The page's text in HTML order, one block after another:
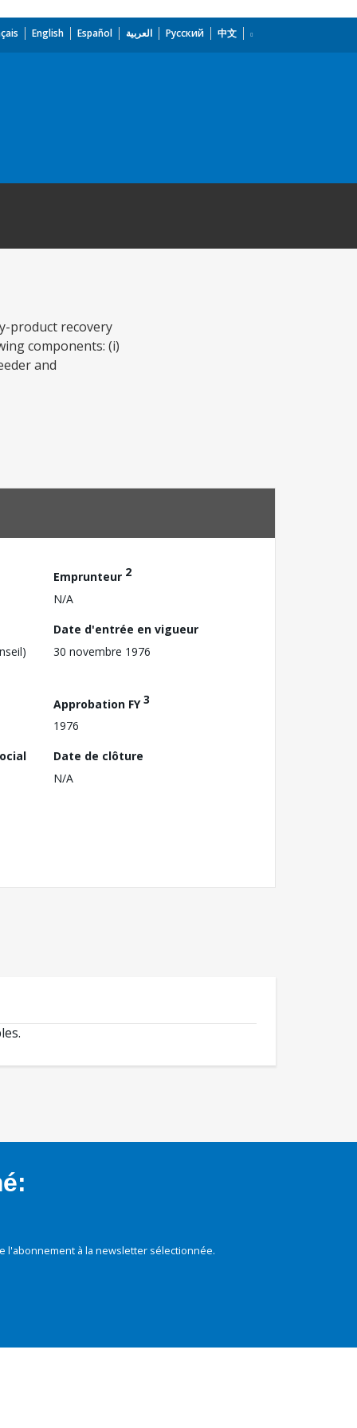
English Español العربية Русский 中文
product recovery
components: (i)
and
Emprunteur 2
N/A
Date d'entrée en vigueur
30 novembre 1976
Approbation FY3
1976
Date de clôture
N/A
à la newsletter sélectionnée.